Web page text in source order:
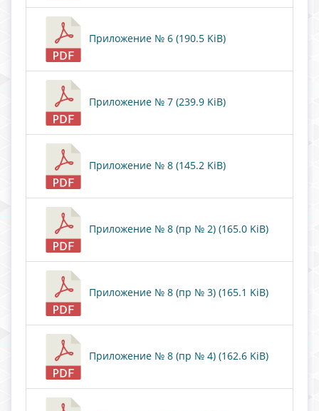
Приложение № 6 (190.5 KiB)
Приложение № 7 (239.9 KiB)
Приложение № 8 (145.2 KiB)
Приложение № 8 (пр № 2) (165.0 KiB)
Приложение № 8 (пр № 3) (165.1 KiB)
Приложение № 8 (пр № 4) (162.6 KiB)